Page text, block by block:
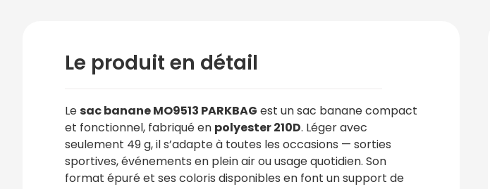
Le produit en détail
Lesac banane MO9513 PARKBAG est un sac banane compact
et fonctionnel, fabriqué en polyester 210D. Léger avec
seulement 49 g, il s’adapte à toutes les occasions — sorties
sportives, événements en plein air ou usage quotidien. Son
format épuré et ses coloris disponibles en font un support de